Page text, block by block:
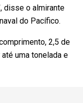
disse o almirante
do Pacífico.
2,5 de
uma tonelada e